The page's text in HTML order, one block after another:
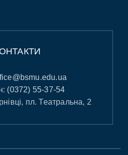
(0372) 55-37-54
пл. Театральна, 2